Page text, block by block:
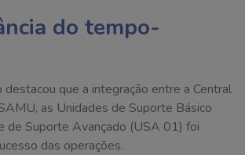
do tempo-
destacou que a integração entre a Central
as Unidades de Suporte Básico
de Suporte Avançado (USA 01) foi
das operações.